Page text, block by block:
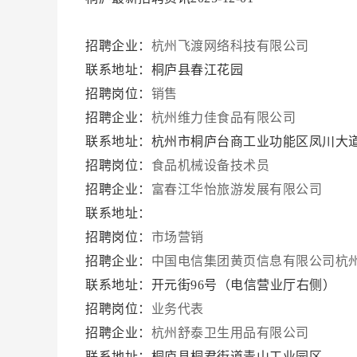
招聘企业： 杭州飞渡网络科技有限公司
联系地址：桐庐县春江花园
招聘岗位： 销售
招聘企业： 杭州维力佳食品有限公司
联系地址：杭州市桐庐台商工业功能区凤川大
招聘岗位： 食品机械设备技术员
招聘企业： 富春江华怡旅游发展有限公司
联系地址：
招聘岗位： 市场营销
招聘企业： 中国电信集团黄页信息有限公司杭
联系地址：开元街96号（电信营业厅右侧）
招聘岗位： 业务代表
招聘企业： 杭州舒泰卫生用品有限公司